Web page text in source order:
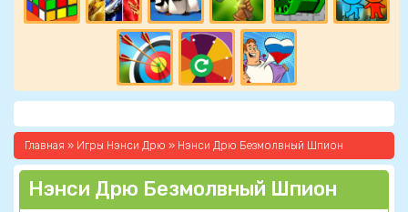
Главная » Игры Нэнси Дрю » Нэнси Дрю Безмолвный Шпион
Нэнси Дрю Безмолвный Шпион